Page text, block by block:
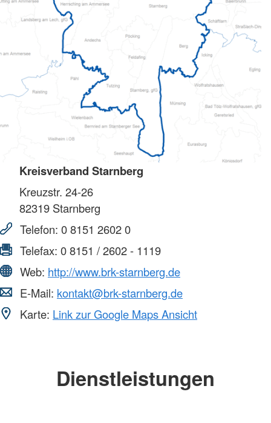
Kreisverband Starnberg
Kreuzstr. 24-26
82319 Starnberg
Telefon: 0 8151 2602 0
Telefax: 0 8151 / 2602 - 1119
Web: http://www.brk-starnberg.de
E-Mail: kontakt@brk-starnberg.de
Karte: Link zur Google Maps Ansicht
Dienstleistungen